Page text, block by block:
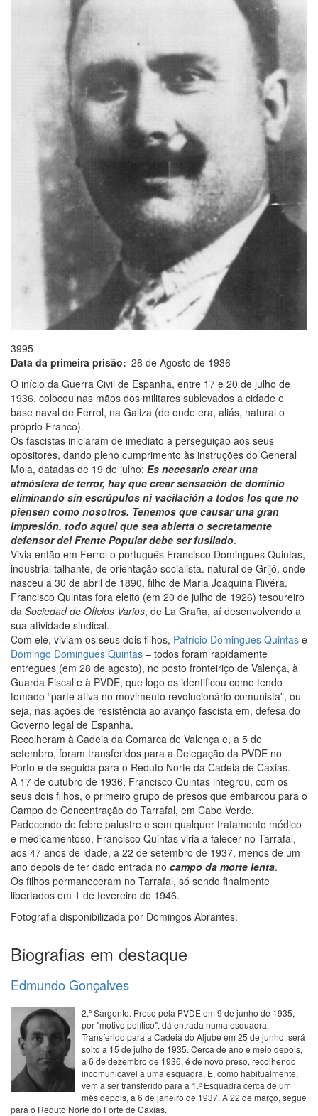
3995
Data da primeira prisão
28 de Agosto de 1936
O início da Guerra Civil de Espanha, entre 17 e 20 de julho de
1936, colocou nas mãos dos militares sublevados a cidade e
base naval de Ferrol, na Galiza (de onde era, aliás, natural o
próprio Franco).
Os fascistas iniciaram de imediato a perseguição aos seus
opositores, dando pleno cumprimento às instruções do General
Mola, datadas de 19 de julho: Es necesario crear una
atmósfera de terror, hay que crear sensación de dominio
eliminando sin escrúpulos ni vacilación a todos los que no
piensen como nosotros. Tenemos que causar una gran
impresión, todo aquel que sea abierta o secretamente
defensor del Frente Popular debe ser fusilado.
Vivia então em Ferrol o português Francisco Domingues Quintas,
industrial talhante, de orientação socialista. natural de Grijó, onde
nasceu a 30 de abril de 1890, filho de Maria Joaquina Rivéra.
Francisco Quintas fora eleito (em 20 de julho de 1926) tesoureiro
da Sociedad de Oficios Varios, de La Graña, aí desenvolvendo a
sua atividade sindical.
Com ele, viviam os seus dois filhos, Patrício Domingues Quintas e
Domingo Domingues Quintas – todos foram rapidamente
entregues (em 28 de agosto), no posto fronteiriço de Valença, à
Guarda Fiscal e à PVDE, que logo os identificou como tendo
tomado “parte ativa no movimento revolucionário comunista”, ou
seja, nas ações de resistência ao avanço fascista em, defesa do
Governo legal de Espanha.
Recolheram à Cadeia da Comarca de Valença e, a 5 de
setembro, foram transferidos para a Delegação da PVDE no
Porto e de seguida para o Reduto Norte da Cadeia de Caxias.
A 17 de outubro de 1936, Francisco Quintas integrou, com os
seus dois filhos, o primeiro grupo de presos que embarcou para o
Campo de Concentração do Tarrafal, em Cabo Verde.
Padecendo de febre palustre e sem qualquer tratamento médico
e medicamentoso, Francisco Quintas viria a falecer no Tarrafal,
aos 47 anos de idade, a 22 de setembro de 1937, menos de um
ano depois de ter dado entrada no campo da morte lenta.
Os filhos permaneceram no Tarrafal, só sendo finalmente
libertados em 1 de fevereiro de 1946.
Fotografia disponibilizada por Domingos Abrantes.
Biografias em destaque
Edmundo Gonçalves
2.º Sargento. Preso pela PVDE em 9 de junho de 1935,
por "motivo político", dá entrada numa esquadra.
Transferido para a Cadeia do Aljube em 25 de junho, será
solto a 15 de julho de 1935. Cerca de ano e meio depois,
a 6 de dezembro de 1936, é de novo preso, recolhendo
incomunicável a uma esquadra. E, como habitualmente,
vem a ser transferido para a 1.ª Esquadra cerca de um
mês depois, a 6 de janeiro de 1937. A 22 de março, segue
para o Reduto Norte do Forte de Caxias.